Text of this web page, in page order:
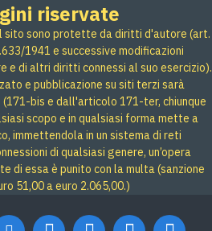
riservate
sito sono protette da diritti d'autore (art.
1941 e successive modificazioni
e di altri diritti connessi al suo esercizio).
e pubblicazione su siti terzi sarà
bis e dall'articolo 171-ter, chiunque
scopo e in qualsiasi forma mette a
immettendola in un sistema di reti
di qualsiasi genere, un’opera
di essa è punito con la multa (sanzione
51,00 a euro 2.065,00.)